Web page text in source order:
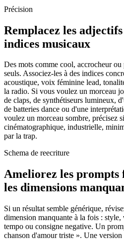
Précision
Remplacez les
indices musicaux
Des mots comme cool, accrocheur
seuls. Associez-les à des indices
acoustique, voix féminine lead,
la radio. Si vous voulez un morceau
de claps, de synthétiseurs lumineux,
de batteries dance ou d'une
voulez un morceau sombre, précisez
cinématographique, industrielle,
par la trap.
Schema de reecriture
Ameliorez les prompts
les dimensions
Si un résultat semble générique,
dimension manquante à la fois :
tempo ou consigne negative. Un
chanson d'amour triste ». Une